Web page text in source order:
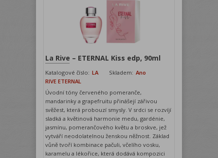
La Rive – ETERNAL Kiss edp, 90ml
Katalogové číslo: LA
RIVE ETERNAL
Skladem: Ano
Úvodní tóny červeného pomeranče,
mandarinky a grapefruitu přinášejí zářivou
svěžest, která probouzí smysly. V srdci se rozvíjí
sladká a květinová harmonie medu, gardénie,
jasmínu, pomerančového květu a broskve, jež
vytváří neodolatelnou ženskou něžnost. Základ
vůně tvoří kombinace pačuli, včelího vosku,
karamelu a lékořice, která dodává kompozici